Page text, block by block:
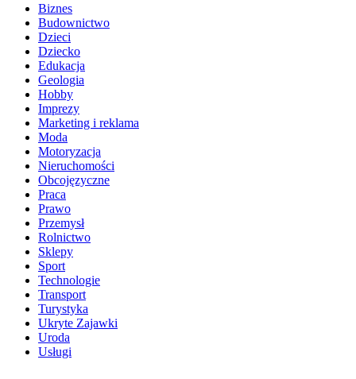
Biznes
Budownictwo
Dzieci
Dziecko
Edukacja
Geologia
Hobby
Imprezy
Marketing i reklama
Moda
Motoryzacja
Nieruchomości
Obcojęzyczne
Praca
Prawo
Przemysł
Rolnictwo
Sklepy
Sport
Technologie
Transport
Turystyka
Ukryte Zajawki
Uroda
Usługi